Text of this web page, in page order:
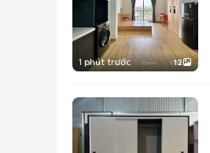
1 phút trước 12